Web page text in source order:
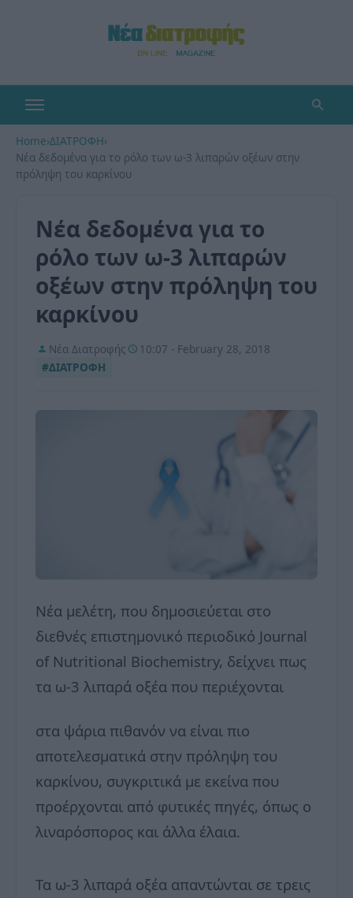
Home›ΔΙΑΤΡΟΦΗ›
Νέα δεδομένα για το ρόλο των ω-3 λιπαρών οξέων στην
πρόληψη του καρκίνου
Νέα δεδομένα για το
ρόλο των ω-3 λιπαρών
οξέων στην πρόληψη του
καρκίνου
Νέα Διατροφής
10:07 - February 28, 2018
#ΔΙΑΤΡΟΦΗ
Νέα μελέτη, που δημοσιεύεται στο
διεθνές επιστημονικό περιοδικό Journal
of Nutritional Biochemistry, δείχνει πως
τα ω-3 λιπαρά οξέα που περιέχονται
στα ψάρια πιθανόν να είναι πιο
αποτελεσματικά στην πρόληψη του
καρκίνου, συγκριτικά με εκείνα που
προέρχονται από φυτικές πηγές, όπως ο
λιναρόσπορος και άλλα έλαια.
Τα ω-3 λιπαρά οξέα απαντώνται σε τρεις